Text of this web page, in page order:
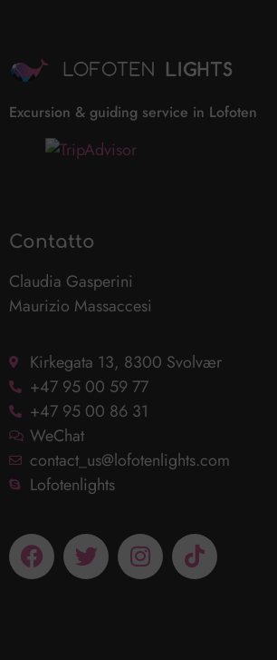
Excursion & guiding service in Lofoten
Contatto
Claudia Gasperini
Maurizio Massaccesi
Kirkegata 13, 8300 Svolvær
+47 95 00 59 77
+47 95 00 86 31
WeChat
contact_us@lofotenlights.com
Lofotenlights